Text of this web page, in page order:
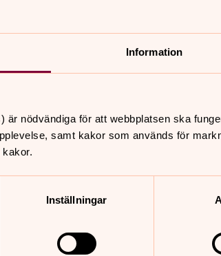
Information
är nödvändiga för att webbplatsen ska
samt kakor som används för
Inställningar